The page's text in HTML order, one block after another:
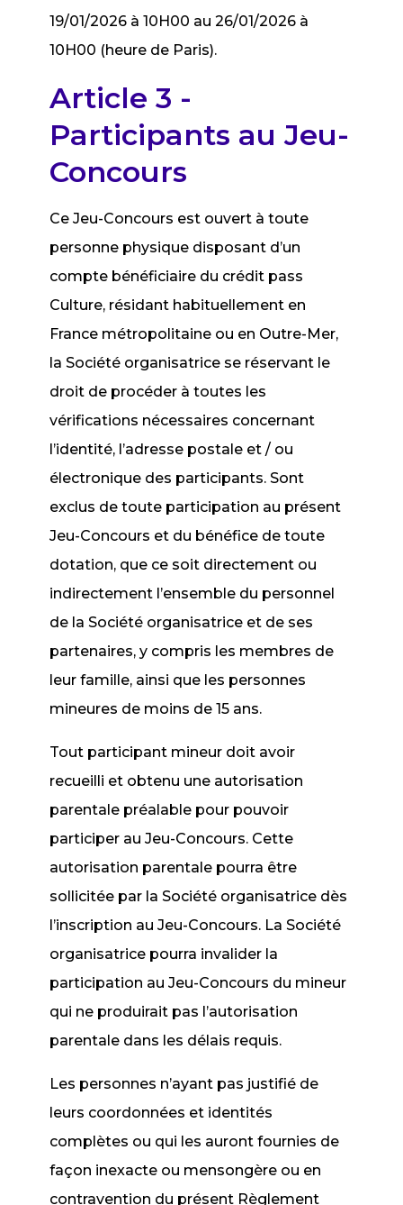
19/01/2026 à 10H00 au 26/01/2026 à
10H00 (heure de Paris).
Article 3 -
Participants au Jeu-
Concours
Ce Jeu-Concours est ouvert à toute
personne physique disposant d’un
compte bénéficiaire du crédit pass
Culture, résidant habituellement en
France métropolitaine ou en Outre-Mer,
la Société organisatrice se réservant le
droit de procéder à toutes les
vérifications nécessaires concernant
l’identité, l’adresse postale et / ou
électronique des participants. Sont
exclus de toute participation au présent
Jeu-Concours et du bénéfice de toute
dotation, que ce soit directement ou
indirectement l’ensemble du personnel
de la Société organisatrice et de ses
partenaires, y compris les membres de
leur famille, ainsi que les personnes
mineures de moins de 15 ans.
Tout participant mineur doit avoir
recueilli et obtenu une autorisation
parentale préalable pour pouvoir
participer au Jeu-Concours. Cette
autorisation parentale pourra être
sollicitée par la Société organisatrice dès
l’inscription au Jeu-Concours. La Société
organisatrice pourra invalider la
participation au Jeu-Concours du mineur
qui ne produirait pas l’autorisation
parentale dans les délais requis.
Les personnes n’ayant pas justifié de
leurs coordonnées et identités
complètes ou qui les auront fournies de
façon inexacte ou mensongère ou en
contravention du présent Règlement